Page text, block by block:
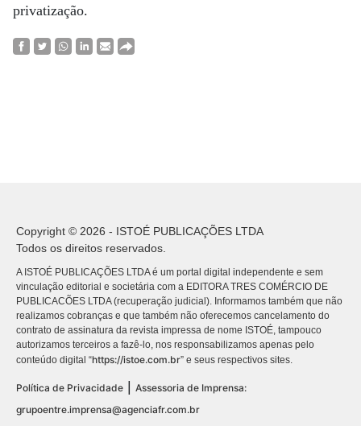
privatização.
Copyright © 2026 - ISTOÉ PUBLICAÇÕES LTDA
Todos os direitos reservados.
A ISTOÉ PUBLICAÇÕES LTDA é um portal digital independente e sem
vinculação editorial e societária com a EDITORA TRES COMÉRCIO DE
PUBLICACÕES LTDA (recuperação judicial). Informamos também que não
realizamos cobranças e que também não oferecemos cancelamento do
contrato de assinatura da revista impressa de nome ISTOÉ, tampouco
autorizamos terceiros a fazê-lo, nos responsabilizamos apenas pelo
conteúdo digital “https://istoe.com.br” e seus respectivos sites.
Política de Privacidade
Assessoria de Imprensa:
grupoentre.imprensa@agenciafr.com.br